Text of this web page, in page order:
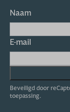
Naam
E-mail
Beveiligd door
toepassing.